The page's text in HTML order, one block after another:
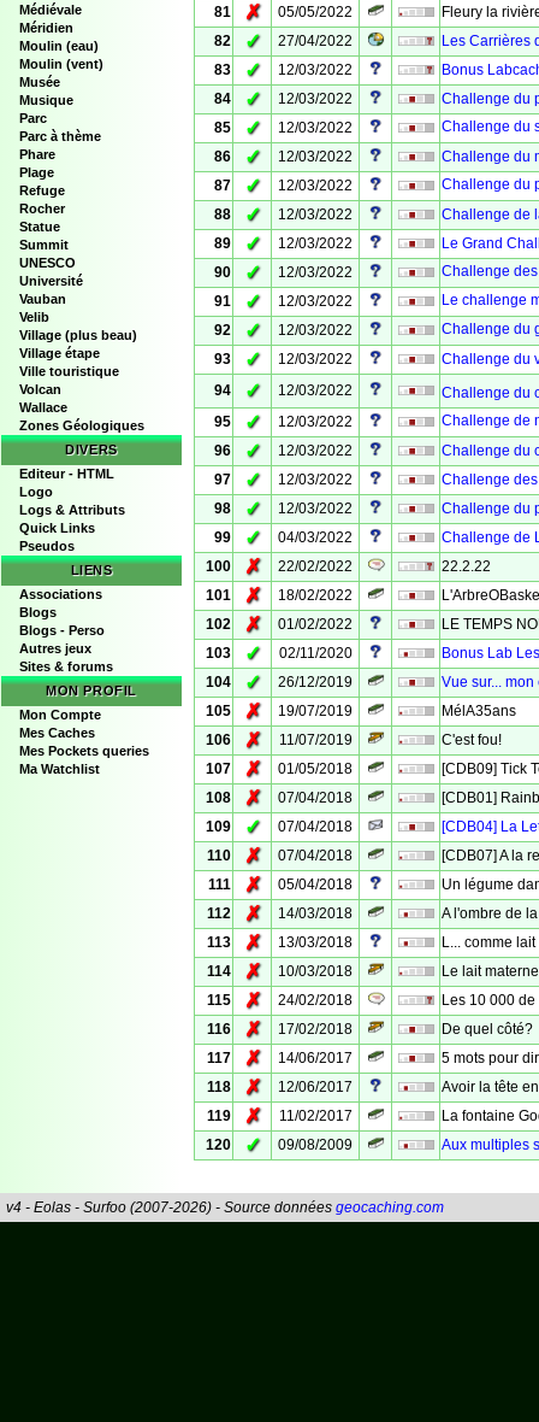
Médiévale
Méridien
Moulin (eau)
Moulin (vent)
Musée
Musique
Parc
Parc à thème
Phare
Plage
Refuge
Rocher
Statue
Summit
UNESCO
Université
Vauban
Velib
Village (plus beau)
Village étape
Ville touristique
Volcan
Wallace
Zones Géologiques
DIVERS
Editeur - HTML
Logo
Logs & Attributs
Quick Links
Pseudos
LIENS
Associations
Blogs
Blogs - Perso
Autres jeux
Sites & forums
MON PROFIL
Mon Compte
Mes Caches
Mes Pockets queries
Ma Watchlist
81
✗ 05/05/2022
Fleury la
82
✓ 27/04/2022
Les Carrières
83
✓ 12/03/2022
Bonus
84
✓ 12/03/2022
Challenge du
85
✓ 12/03/2022
Challenge
86
✓ 12/03/2022
Challenge du
87
✓ 12/03/2022
Challenge du
88
✓ 12/03/2022
Challenge de
89
✓ 12/03/2022
Le Grand
90
✓ 12/03/2022
Challenge
91
✓ 12/03/2022
Le challenge
92
✓ 12/03/2022
Challenge du
93
✓ 12/03/2022
Challenge du
94
✓ 12/03/2022
Challenge du
95
✓ 12/03/2022
Challenge de
96
✓ 12/03/2022
Challenge du
97
✓ 12/03/2022
Challenge
98
✓ 12/03/2022
Challenge du
99
✓ 04/03/2022
Challenge de
100
✗ 22/02/2022
22.2.22
101
✗ 18/02/2022
102
✗ 01/02/2022
LE TEMPS
103
✓ 02/11/2020
Bonus Lab
104
✓ 26/12/2019
Vue sur... mon
105
✗ 19/07/2019
MélA35ans
106
✗ 11/07/2019
C'est fou!
107
✗ 01/05/2018
[CDB09] Tick
108
✗ 07/04/2018
[CDB01]
109
✓ 07/04/2018
[CDB04] La
110
✗ 07/04/2018
[CDB07] A la
111
✗ 05/04/2018
Un légume
112
✗ 14/03/2018
A l'ombre de
113
✗ 13/03/2018
L... comme lait
114
✗ 10/03/2018
Le lait
115
✗ 24/02/2018
Les 10 000
116
✗ 17/02/2018
De quel côté?
117
✗ 14/06/2017
5 mots pour
118
✗ 12/06/2017
Avoir la tête
119
✗ 11/02/2017
La fontaine
120
✓ 09/08/2009 Aux multiples
v4 - Eolas - Surfoo (2007-2026) - Source données geocaching.com